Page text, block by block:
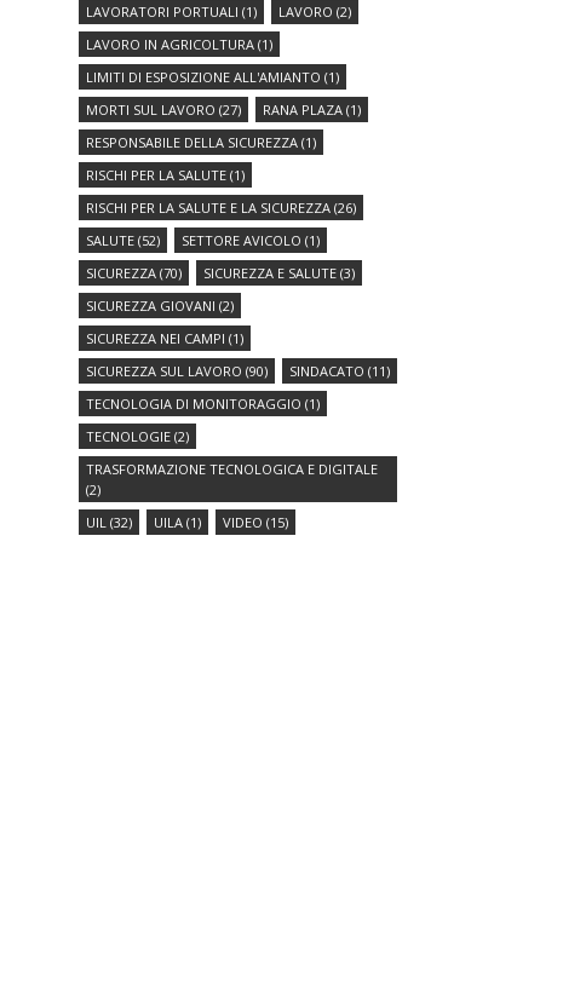
LAVORATORI PORTUALI (1) LAVORO (2)
LAVORO IN AGRICOLTURA (1)
LIMITI DI ESPOSIZIONE ALL'AMIANTO (1)
MORTI SUL LAVORO (27) RANA PLAZA (1)
RESPONSABILE DELLA SICUREZZA (1)
RISCHI PER LA SALUTE (1)
RISCHI PER LA SALUTE E LA SICUREZZA (26)
SALUTE (52) SETTORE AVICOLO (1)
SICUREZZA (70) SICUREZZA E SALUTE (3)
SICUREZZA GIOVANI (2)
SICUREZZA NEI CAMPI (1)
SICUREZZA SUL LAVORO (90) SINDACATO (11)
TECNOLOGIA DI MONITORAGGIO (1)
TECNOLOGIE (2)
TRASFORMAZIONE TECNOLOGICA E DIGITALE
(2)
UIL (32) UILA (1) VIDEO (15)